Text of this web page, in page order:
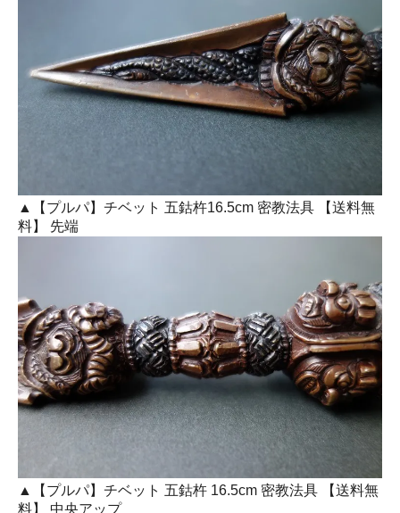
▲【プルパ】チベット 五鈷杵16.5cm 密教法具 【送料無
料】 先端
▲【プルパ】チベット 五鈷杵 16.5cm 密教法具 【送料無
料】 中央アップ